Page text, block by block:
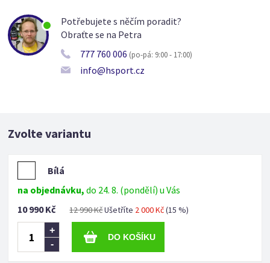
Potřebujete s něčím poradit?
Obraťte se na Petra
777 760 006 (po-pá: 9:00 - 17:00)
info@hsport.cz
Zvolte variantu
Bílá
na objednávku,do 24. 8. (pondělí) u Vás
10 990 Kč
12 990 KčUšetříte 2 000 Kč(15 %)
-
+